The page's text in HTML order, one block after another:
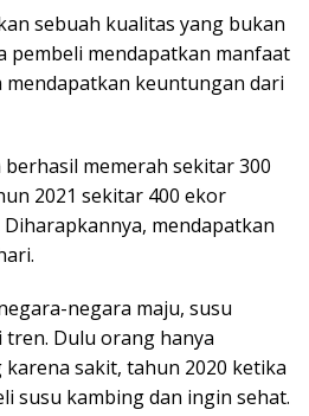
sebuah kualitas yang bukan
pembeli mendapatkan manfaat
mendapatkan keuntungan dari
memerah sekitar 300
2021 sekitar 400 ekor
mendapatkan
negara maju, susu
Dulu orang hanya
sakit, tahun 2020 ketika
susu kambing dan ingin sehat.